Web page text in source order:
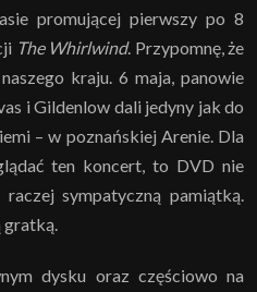
promującej pierwszy po 8
The Whirlwind. Przypomnę, że
kraju. 6 maja, panowie
i Gildenlow dali jedyny jak do
– w poznańskiej Arenie. Dla
ten koncert, to DVD nie
sympatyczną pamiątką.
gratką.
dysku oraz częściowo na